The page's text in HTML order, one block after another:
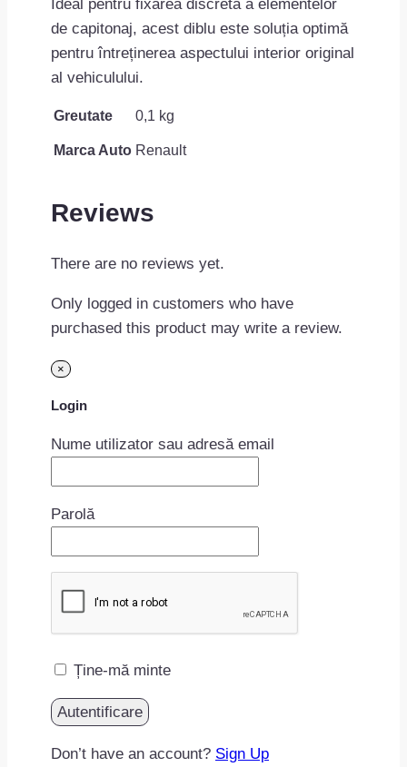
Ideal pentru fixarea discretă a elementelor
de capitonaj, acest diblu este soluția optimă
pentru întreținerea aspectului interior original
al vehiculului.
Greutate 0,1 kg
Marca Auto Renault
Reviews
There are no reviews yet.
Only logged in customers who have
purchased this product may write a review.
×
Login
Nume utilizator sau adresă email
Parolă
Ține-mă minte
Don’t have an account? Sign Up